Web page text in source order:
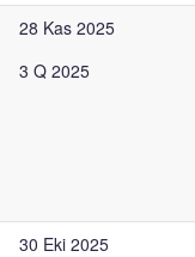
28 Kas 2025
3 Q 2025
30 Eki 2025